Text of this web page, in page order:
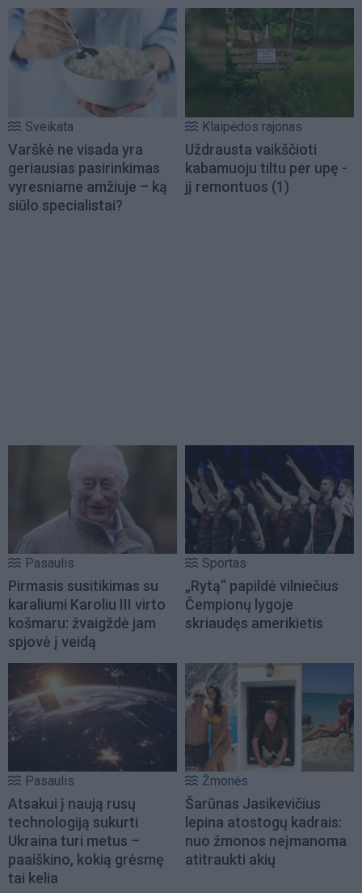
Sveikata
Varškė ne visada yra
geriausias pasirinkimas
vyresniame amžiuje – ką
siūlo specialistai?
Klaipėdos rajonas
Uždrausta vaikščioti
kabamuoju tiltu per upę -
jį remontuos (1)
Pasaulis
Pirmasis susitikimas su
karaliumi Karoliu III virto
košmaru: žvaigždė jam
spjovė į veidą
Sportas
„Rytą“ papildė vilniečius
Čempionų lygoje
skriaudęs amerikietis
Pasaulis
Atsakui į naują rusų
technologiją sukurti
Ukraina turi metus –
paaiškino, kokią grėsmę
tai kelia
Žmonės
Šarūnas Jasikevičius
lepina atostogų kadrais:
nuo žmonos neįmanoma
atitraukti akių